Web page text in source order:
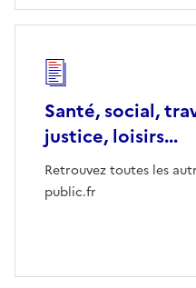
Santé, social,
justice, loisirs...
Retrouvez toutes les
public.fr